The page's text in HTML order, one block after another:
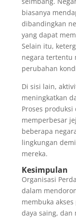
biasanya
dibandingkan
yang dapat
Selain itu,
negara tertentu
perubahan
Di sisi lain,
meningkatkan
Proses
memperbesar
beberapa
lingkungan
mereka.
Kesimpulan
Organisasi
dalam
membuka
daya saing,